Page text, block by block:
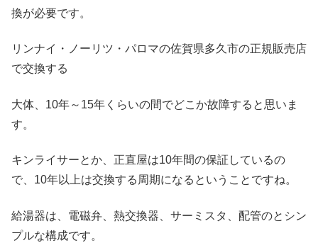
換が必要です。
リンナイ・ノーリツ・パロマの佐賀県多久市の正規販売店
で交換する
大体、10年～15年くらいの間でどこか故障すると思いま
す。
キンライサーとか、正直屋は10年間の保証しているの
で、10年以上は交換する周期になるということですね。
給湯器は、電磁弁、熱交換器、サーミスタ、配管のとシン
プルな構成です。